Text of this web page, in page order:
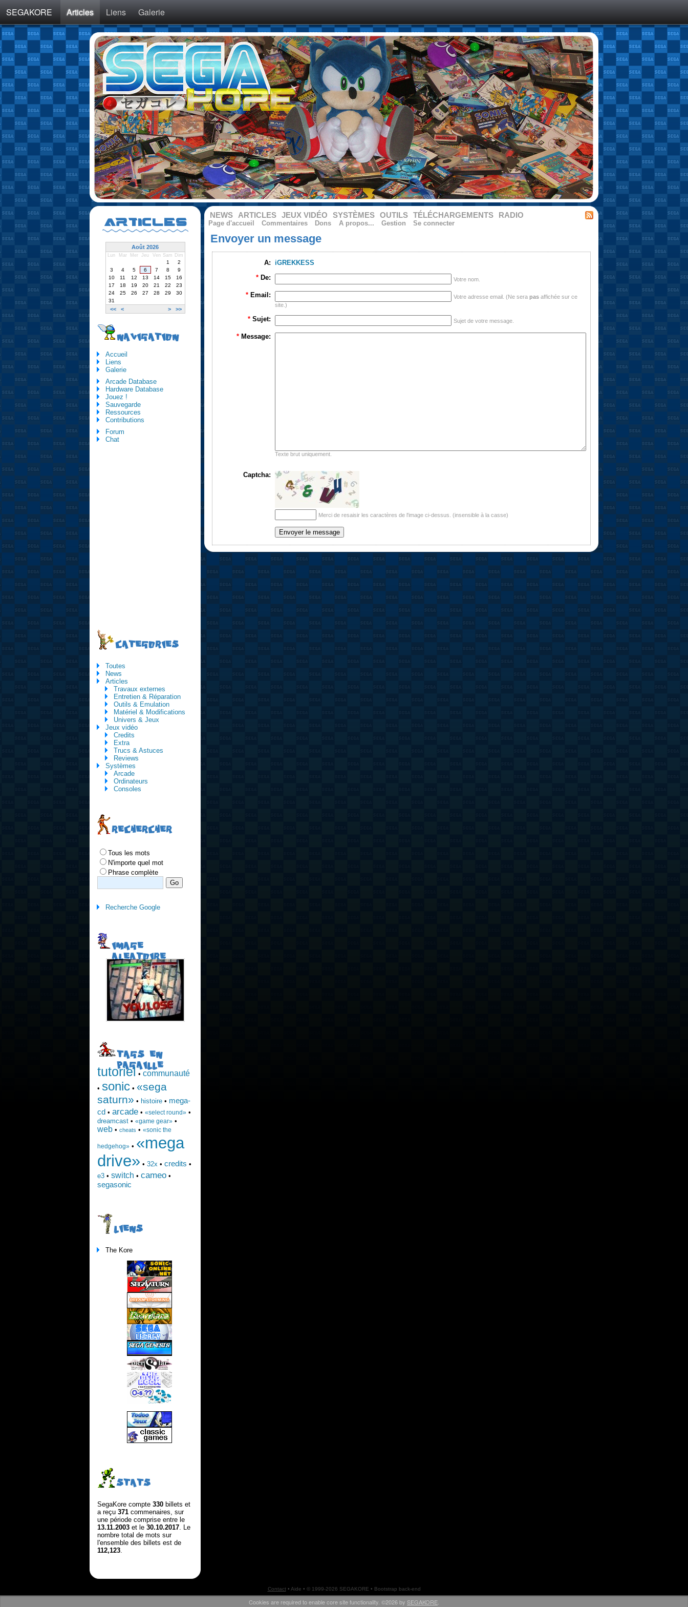
SEGAKORE Articles Liens Galerie
NEWS ARTICLES JEUX VIDÉO SYSTÈMES OUTILS TÉLÉCHARGEMENTS RADIO
Page d'accueil Commentaires Dons A propos... Gestion Se connecter
Envoyer un message
A:
iGREKKESS
* De: Votre nom.
* Email: Votre adresse email. (Ne sera pasaffichée sur ce
site.)
* Sujet: Sujet de votre message.
* Message:
Texte brut uniquement.
Captcha:
Merci de resaisir les caractères de l'image ci-dessus. (insensible à la casse)
ARTICLES
Août 2026
Lun Mar Mer Jeu Ven Sam Dim
<< < > >>
1
2
3
4 5 6 7 8
9
10
11 12 13 14 15
16
17
18 19 20 21 22
23
24
25 26 27 28 29
30
31
NAVIGATION
Accueil
Liens
Galerie
Arcade Database
Hardware Database
Jouez !
Sauvegarde
Ressources
Contributions
Forum
Chat
CATEGORIES
Toutes
News
Articles
Travaux externes
Entretien & Réparation
Outils & Emulation
Matériel & Modifications
Univers & Jeux
Jeux vidéo
Credits
Extra
Trucs & Astuces
Reviews
Systèmes
Arcade
Ordinateurs
Consoles
RECHERCHER
Tous les mots
N'importe quel mot
Phrase complète
Recherche Google
IMAGE
ALEATOIRE
TAGS EN
PAGAILLE
tutoriel •communauté
• sonic •«sega
saturn» • histoire • mega-
cd •arcade •«select round» •
dreamcast •«game gear» •
web •cheats •«sonic the
hedgehog» • «mega
drive» •32x •credits •
e3 •switch •cameo •
segasonic
LIENS
The Kore
STATS
SegaKore compte330 billets et
a reçu371 commenaires, sur
une période comprise entre le
13.11.2003 et le30.10.2017. Le
nombre total de mots sur
l'ensemble des billets est de
112,123.
Contact• Aide • © 1999-2026 SEGAKORE • Bootstrap back-end
Cookies are required to enable core site functionality. ©2026 by SEGAKORE.